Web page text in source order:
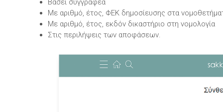
Βάσει συγγραφέα
Με αριθμό, έτος, ΦΕΚ δημοσίευσης στα
Με αριθμό, έτος, εκδόν δικαστήριο στη νομολογία
Στις περιλήψεις των αποφάσεων.